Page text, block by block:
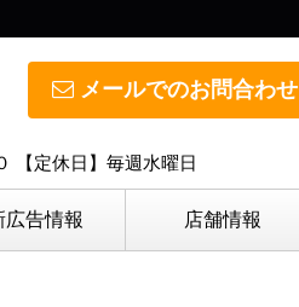
メールでのお問合わせ
【定休日】毎週水曜日
広告情報 店舗情報